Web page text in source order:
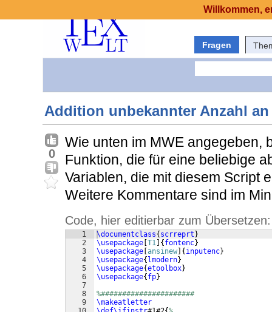
Fragen
Addition unbekannter Anzahl an
0
Wie unten im MWE angegeben,
Funktion, die für eine beliebige
Variablen, die mit diesem Script
Weitere Kommentare sind im
Code, hier editierbar zum Übersetzen:
1
2
3
4
5
6
7
8
9
\documentclass{ scrreprt }
\usepackage T1 { fontenc}
\usepackage ansinew { inputenc}
\usepackage{ lmodern}
\usepackage{etoolbox}
\usepackage{ fp}
%######################
\makeatletter
Willkommen,